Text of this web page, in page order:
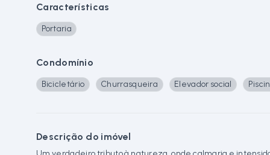
Características
Portaria
Condomínio
Bicicletário Churrasqueira Elevador social
Descrição do imóvel